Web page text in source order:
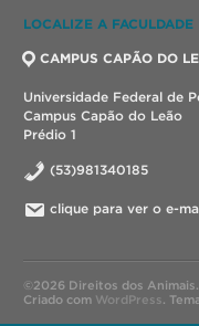
LOCALIZE A
CAMPUS CAPÃO DO
Universidade Federal de
Campus Capão do Leão
Prédio 1
(53)981340185
clique para ver o e-
©2026 Direitos dos Animais.
Criado com WordPress.